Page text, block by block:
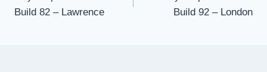
Build 82 – Lawrence
Build 92 – London